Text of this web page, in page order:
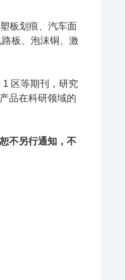
板划痕、汽车面
板、泡沫铜、激
区等期刊，研究
品在科研领域的
不另行通知，不